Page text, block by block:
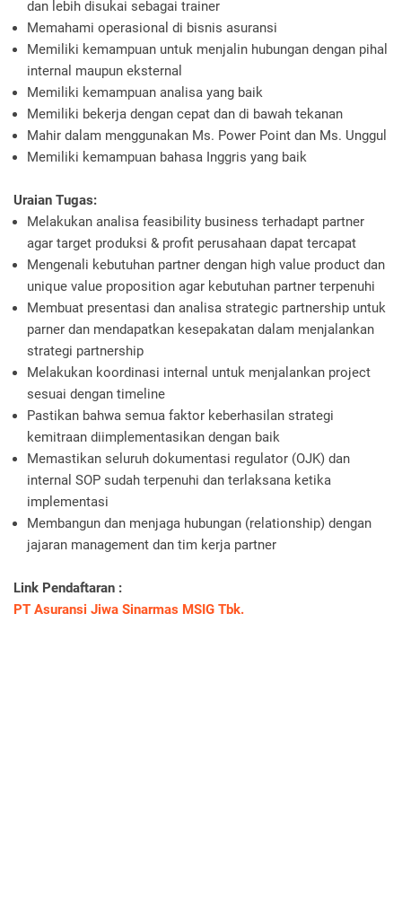
dan lebih disukai sebagai trainer
Memahami operasional di bisnis asuransi
Memiliki kemampuan untuk menjalin hubungan dengan pihal
internal maupun eksternal
Memiliki kemampuan analisa yang baik
Memiliki bekerja dengan cepat dan di bawah tekanan
Mahir dalam menggunakan Ms. Power Point dan Ms. Unggul
Memiliki kemampuan bahasa Inggris yang baik
Uraian Tugas:
Melakukan analisa feasibility business terhadapt partner
agar target produksi & profit perusahaan dapat tercapat
Mengenali kebutuhan partner dengan high value product dan
unique value proposition agar kebutuhan partner terpenuhi
Membuat presentasi dan analisa strategic partnership untuk
parner dan mendapatkan kesepakatan dalam menjalankan
strategi partnership
Melakukan koordinasi internal untuk menjalankan project
sesuai dengan timeline
Pastikan bahwa semua faktor keberhasilan strategi
kemitraan diimplementasikan dengan baik
Memastikan seluruh dokumentasi regulator (OJK) dan
internal SOP sudah terpenuhi dan terlaksana ketika
implementasi
Membangun dan menjaga hubungan (relationship) dengan
jajaran management dan tim kerja partner
Link Pendaftaran :
PT Asuransi Jiwa Sinarmas MSIG Tbk.